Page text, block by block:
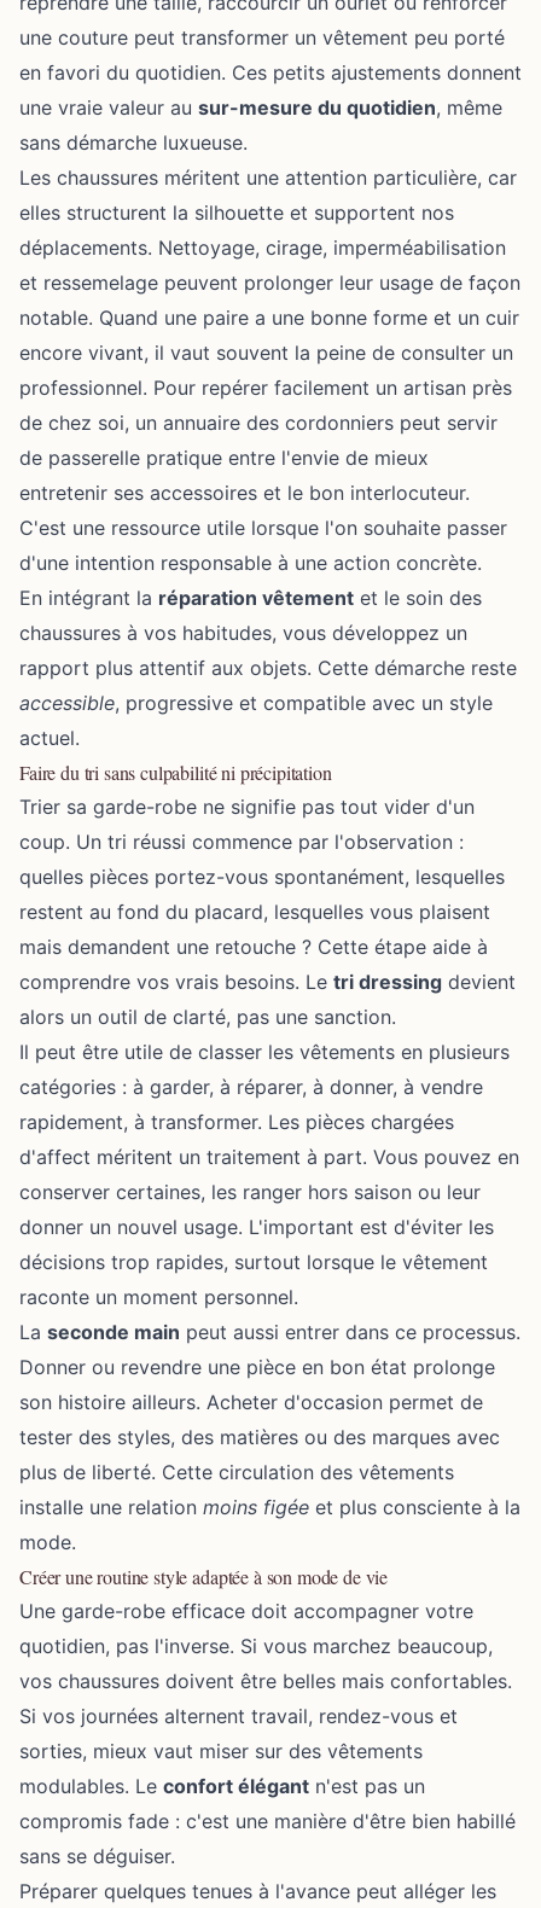
une couture peut transformer un vêtement peu porté
en favori du quotidien. Ces petits ajustements donnent
une vraie valeur au sur-mesure du quotidien, même
sans démarche luxueuse.
Les chaussures méritent une attention particulière, car
elles structurent la silhouette et supportent nos
déplacements. Nettoyage, cirage, imperméabilisation
et ressemelage peuvent prolonger leur usage de façon
notable. Quand une paire a une bonne forme et un cuir
encore vivant, il vaut souvent la peine de consulter un
professionnel. Pour repérer facilement un artisan près
de chez soi, un annuaire des cordonniers peut servir
de passerelle pratique entre l'envie de mieux
entretenir ses accessoires et le bon interlocuteur.
C'est une ressource utile lorsque l'on souhaite passer
d'une intention responsable à une action concrète.
En intégrant la réparation vêtement et le soin des
chaussures à vos habitudes, vous développez un
rapport plus attentif aux objets. Cette démarche reste
accessible, progressive et compatible avec un style
actuel.
Faire du tri sans culpabilité ni précipitation
Trier sa garde-robe ne signifie pas tout vider d'un
coup. Un tri réussi commence par l'observation :
quelles pièces portez-vous spontanément, lesquelles
restent au fond du placard, lesquelles vous plaisent
mais demandent une retouche ? Cette étape aide à
comprendre vos vrais besoins. Le tri dressing devient
alors un outil de clarté, pas une sanction.
Il peut être utile de classer les vêtements en plusieurs
catégories : à garder, à réparer, à donner, à vendre
rapidement, à transformer. Les pièces chargées
d'affect méritent un traitement à part. Vous pouvez en
conserver certaines, les ranger hors saison ou leur
donner un nouvel usage. L'important est d'éviter les
décisions trop rapides, surtout lorsque le vêtement
raconte un moment personnel.
La seconde main peut aussi entrer dans ce processus.
Donner ou revendre une pièce en bon état prolonge
son histoire ailleurs. Acheter d'occasion permet de
tester des styles, des matières ou des marques avec
plus de liberté. Cette circulation des vêtements
installe une relation moins figée et plus consciente à la
mode.
Créer une routine style adaptée à son mode de vie
Une garde-robe efficace doit accompagner votre
quotidien, pas l'inverse. Si vous marchez beaucoup,
vos chaussures doivent être belles mais confortables.
Si vos journées alternent travail, rendez-vous et
sorties, mieux vaut miser sur des vêtements
modulables. Le confort élégant n'est pas un
compromis fade : c'est une manière d'être bien habillé
sans se déguiser.
Préparer quelques tenues à l'avance peut alléger les